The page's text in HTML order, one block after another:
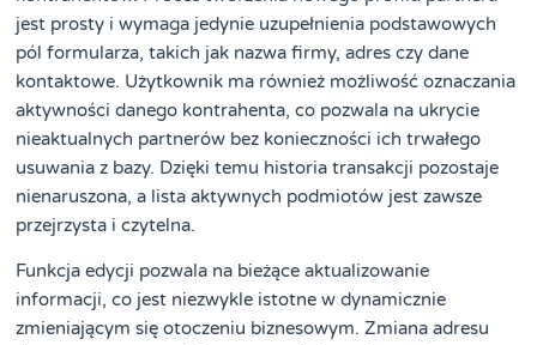
jest prosty i wymaga jedynie uzupełnienia podstawowych
pól formularza, takich jak nazwa firmy, adres czy dane
kontaktowe. Użytkownik ma również możliwość oznaczania
aktywności danego kontrahenta, co pozwala na ukrycie
nieaktualnych partnerów bez konieczności ich trwałego
usuwania z bazy. Dzięki temu historia transakcji pozostaje
nienaruszona, a lista aktywnych podmiotów jest zawsze
przejrzysta i czytelna.
Funkcja edycji pozwala na bieżące aktualizowanie
informacji, co jest niezwykle istotne w dynamicznie
zmieniającym się otoczeniu biznesowym. Zmiana adresu